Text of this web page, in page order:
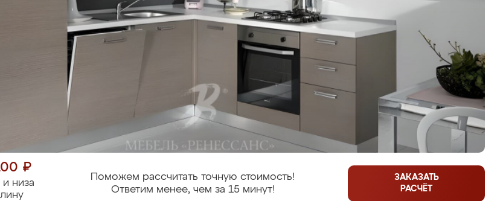
₽
низа
Поможем рассчитать точную стоимость!
Ответим менее, чем за 15 минут!
ЗАКАЗАТЬ
РАСЧЁТ